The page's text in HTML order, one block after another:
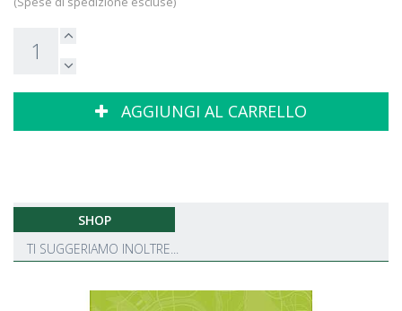
AGGIUNGI AL CARRELLO
SHOP
TI SUGGERIAMO INOLTRE...